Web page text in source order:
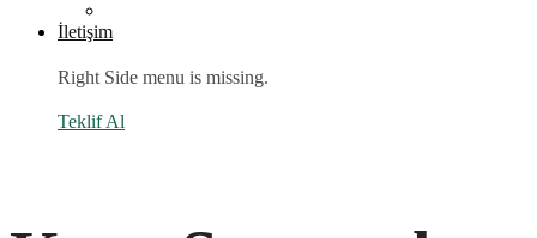
İletişim
Right Side menu is missing.
Teklif Al